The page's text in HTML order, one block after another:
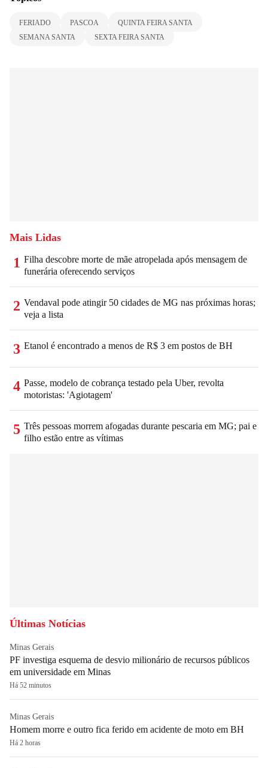
FERIADO PASCOA
QUINTA FEIRA SANTA
SEMANA SANTA
SEXTA FEIRA SANTA
Mais Lidas
1 Filha descobre morte de mãe atropelada após mensagem de
funerária oferecendo serviços
2 Vendaval pode atingir 50 cidades de MG nas próximas horas;
veja a lista
3 Etanol é encontrado a menos de R$ 3 em postos de BH
4 Passe, modelo de cobrança testado pela Uber, revolta
motoristas: 'Agiotagem'
5 Três pessoas morrem afogadas durante pescaria em MG; pai e
filho estão entre as vítimas
Últimas Notícias
Minas Gerais
PF investiga esquema de desvio milionário de recursos públicos
em universidade em Minas
Há 52 minutos
Minas Gerais
Homem morre e outro fica ferido em acidente de moto em BH
Há 2 horas